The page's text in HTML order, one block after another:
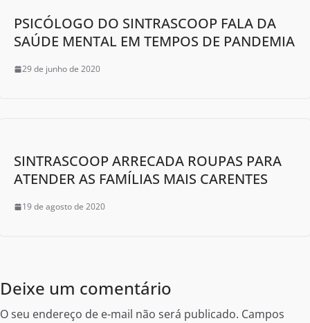
PSICÓLOGO DO SINTRASCOOP FALA DA
SAÚDE MENTAL EM TEMPOS DE PANDEMIA
29 de junho de 2020
SINTRASCOOP ARRECADA ROUPAS PARA
ATENDER AS FAMÍLIAS MAIS CARENTES
19 de agosto de 2020
Deixe um comentário
O seu endereço de e-mail não será publicado. Campos